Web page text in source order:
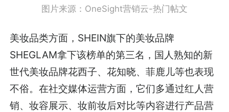
图片来源：OneSight营销云-热门帖文
美妆品类方面，SHEIN旗下的美妆品牌
SHEGLAM拿下该榜单的第三名，国人熟知的新
世代美妆品牌花西子、花知晓、菲鹿儿等也表现
不俗。在社交媒体运营方面，它们多通过红人营
销、妆容展示、妆前妆后对比等内容进行产品营